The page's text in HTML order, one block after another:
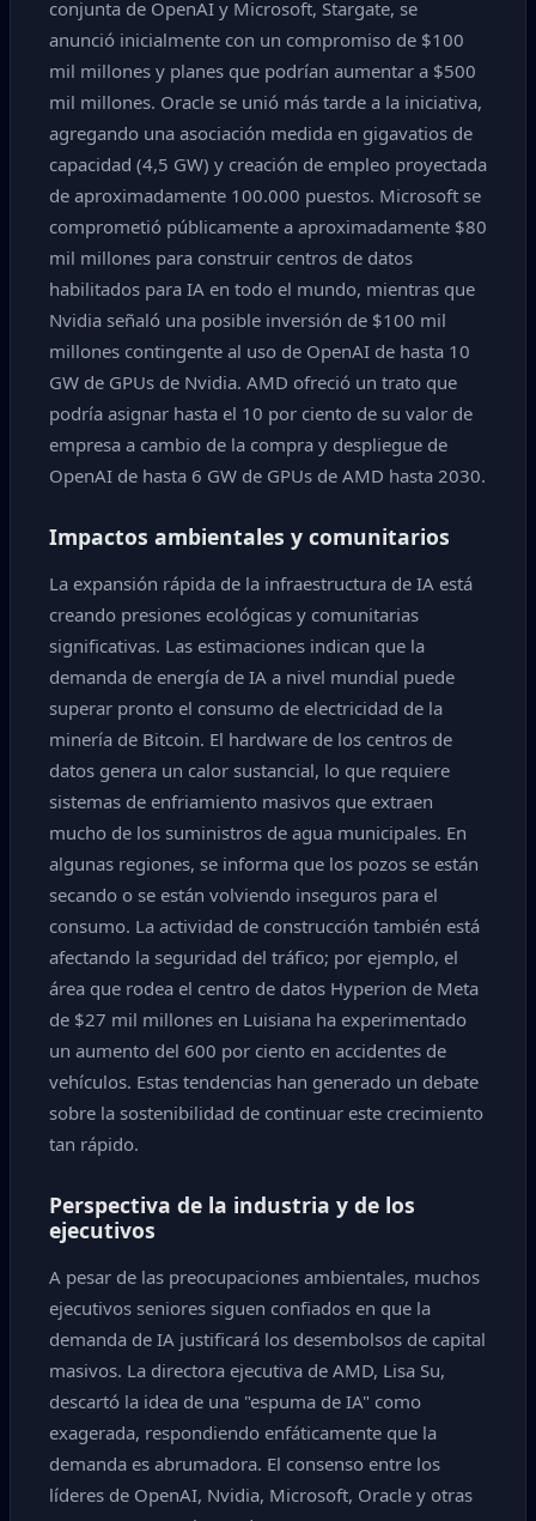
conjunta de OpenAI y Microsoft, Stargate, se
anunció inicialmente con un compromiso de $100
mil millones y planes que podrían aumentar a $500
mil millones. Oracle se unió más tarde a la iniciativa,
agregando una asociación medida en gigavatios de
capacidad (4,5 GW) y creación de empleo proyectada
de aproximadamente 100.000 puestos. Microsoft se
comprometió públicamente a aproximadamente $80
mil millones para construir centros de datos
habilitados para IA en todo el mundo, mientras que
Nvidia señaló una posible inversión de $100 mil
millones contingente al uso de OpenAI de hasta 10
GW de GPUs de Nvidia. AMD ofreció un trato que
podría asignar hasta el 10 por ciento de su valor de
empresa a cambio de la compra y despliegue de
OpenAI de hasta 6 GW de GPUs de AMD hasta 2030.
Impactos ambientales y comunitarios
La expansión rápida de la infraestructura de IA está
creando presiones ecológicas y comunitarias
significativas. Las estimaciones indican que la
demanda de energía de IA a nivel mundial puede
superar pronto el consumo de electricidad de la
minería de Bitcoin. El hardware de los centros de
datos genera un calor sustancial, lo que requiere
sistemas de enfriamiento masivos que extraen
mucho de los suministros de agua municipales. En
algunas regiones, se informa que los pozos se están
secando o se están volviendo inseguros para el
consumo. La actividad de construcción también está
afectando la seguridad del tráfico; por ejemplo, el
área que rodea el centro de datos Hyperion de Meta
de $27 mil millones en Luisiana ha experimentado
un aumento del 600 por ciento en accidentes de
vehículos. Estas tendencias han generado un debate
sobre la sostenibilidad de continuar este crecimiento
tan rápido.
Perspectiva de la industria y de los
ejecutivos
A pesar de las preocupaciones ambientales, muchos
ejecutivos seniores siguen confiados en que la
demanda de IA justificará los desembolsos de capital
masivos. La directora ejecutiva de AMD, Lisa Su,
descartó la idea de una "espuma de IA" como
exagerada, respondiendo enfáticamente que la
demanda es abrumadora. El consenso entre los
líderes de OpenAI, Nvidia, Microsoft, Oracle y otras